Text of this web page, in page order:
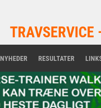
TRAVSERVICE
NYHEDER RESULTATER